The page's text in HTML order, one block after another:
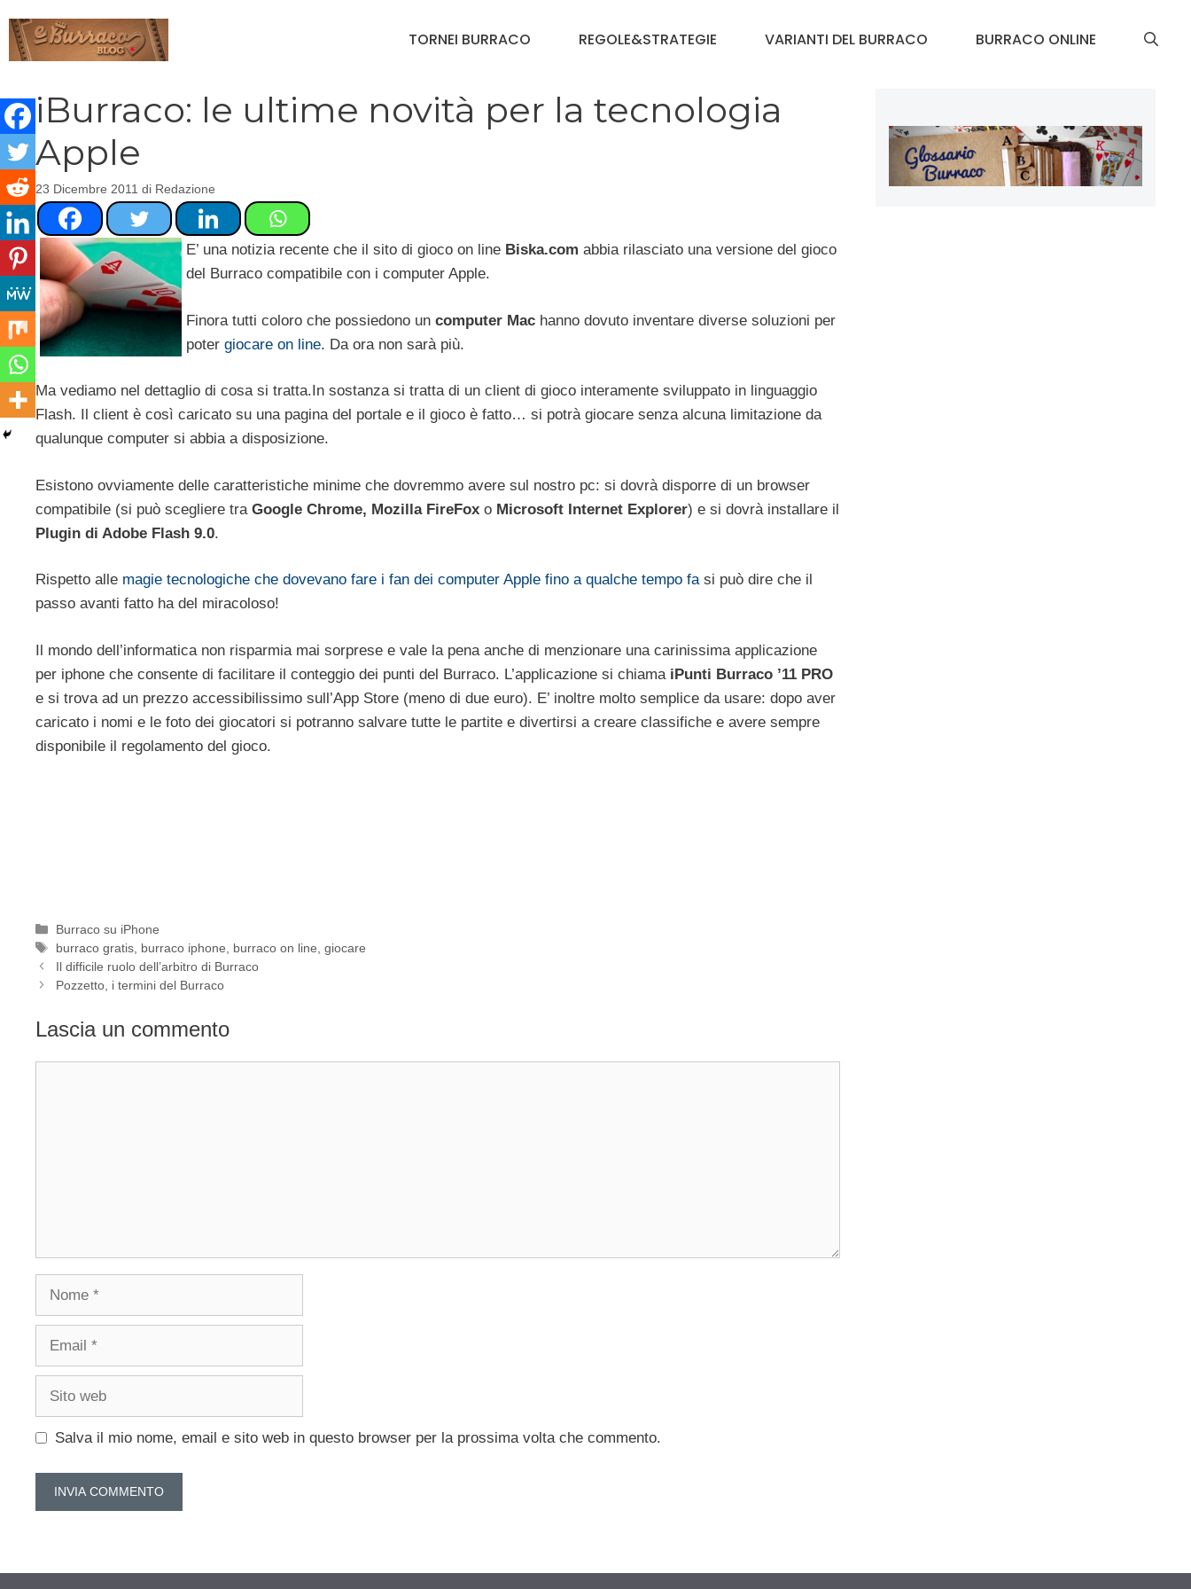
contenuto
TORNEI BURRACO REGOLE&STRATEGIE VARIANTI DEL BURRACO BURRACO ONLINE
iBurraco: le ultime novità per la tecnologia
Apple
23 Dicembre 2011 di Redazione
E’ una notizia recente che il sito di gioco on line Biska.com abbia rilasciato una versione del gioco
del Burraco compatibile con i computer Apple.
Finora tutti coloro che possiedono un computer Mac hanno dovuto inventare diverse soluzioni per
poter giocare on line. Da ora non sarà più.
Ma vediamo nel dettaglio di cosa si tratta. In sostanza si tratta di un client di gioco interamente sviluppato in linguaggio
Flash. Il client è così caricato su una pagina del portale e il gioco è fatto… si potrà giocare senza alcuna limitazione da
qualunque computer si abbia a disposizione.
Esistono ovviamente delle caratteristiche minime che dovremmo avere sul nostro pc: si dovrà disporre di un browser
compatibile (si può scegliere tra Google Chrome, Mozilla FireFox o Microsoft Internet Explorer) e si dovrà installare il
Plugin di Adobe Flash 9.0.
Rispetto alle magie tecnologiche che dovevano fare i fan dei computer Apple fino a qualche tempo fasi può dire che il
passo avanti fatto ha del miracoloso!
Il mondo dell’informatica non risparmia mai sorprese e vale la pena anche di menzionare una carinissima applicazione
per iphone che consente di facilitare il conteggio dei punti del Burraco. L’applicazione si chiama iPunti Burraco ’11 PRO
e si trova ad un prezzo accessibilissimo sull’App Store (meno di due euro). E’ inoltre molto semplice da usare: dopo aver
caricato i nomi e le foto dei giocatori si potranno salvare tutte le partite e divertirsi a creare classifiche e avere sempre
disponibile il regolamento del gioco.
Categorie
Burraco su iPhone
Tag
burraco gratis burraco iphone burraco on line ,giocare
Il difficile ruolo dell’arbitro di Burraco
Pozzetto, i termini del Burraco
Lascia un commento
Nome
Email
Sito
Salva il mio nome, email e sito web in questo browser per la prossima volta che commento.